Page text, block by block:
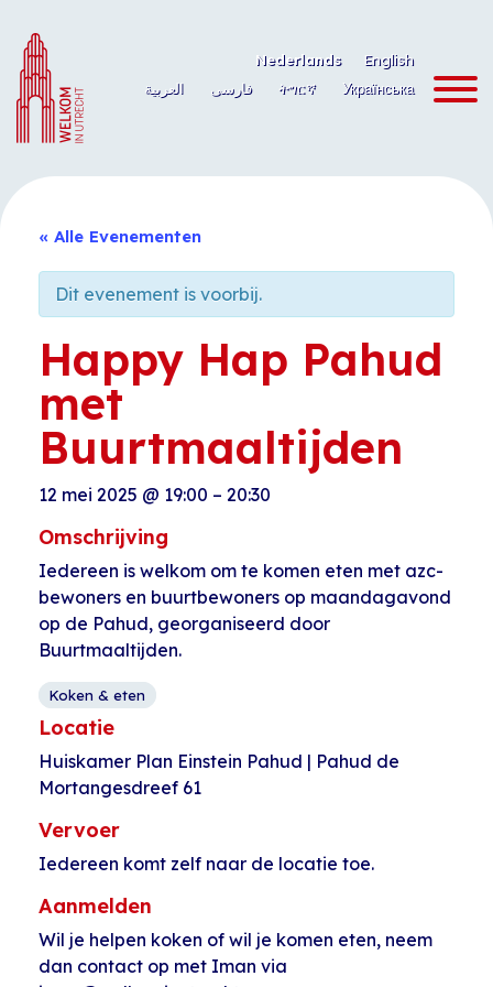
naar
de
inhoud
Nederlands
English
العربية
فارسی ትግርኛ Українська
« Alle Evenementen
Dit evenement is voorbij.
Happy Hap Pahud
met
Buurtmaaltijden
12 mei 2025 @ 19:00 – 20:30
Omschrijving
Iedereen is welkom om te komen eten met azc-
bewoners en buurtbewoners op maandagavond
op de Pahud, georganiseerd door
Buurtmaaltijden.
Koken & eten
Locatie
Huiskamer Plan Einstein Pahud | Pahud de
Mortangesdreef 61
Vervoer
Iedereen komt zelf naar de locatie toe.
Aanmelden
Wil je helpen koken of wil je komen eten, neem
dan contact op met Iman via